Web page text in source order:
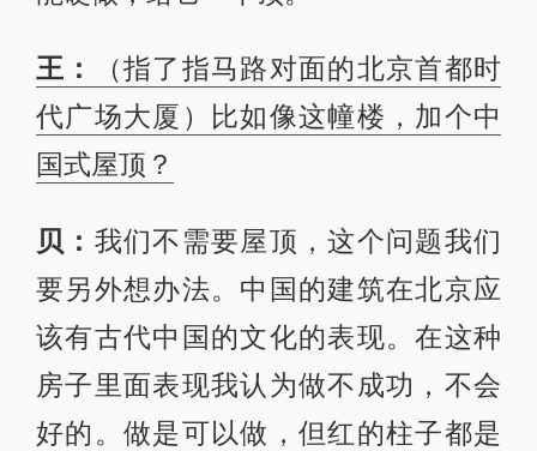
王：
（指了指马路对面的北京首都时
代广场大厦）比如像这幢楼，加个中
国式屋顶？
贝： 我们不需要屋顶，这个问题我们
要另外想办法。中国的建筑在北京应
该有古代中国的文化的表现。在这种
房子里面表现我认为做不成功，不会
好的。做是可以做，但红的柱子都是